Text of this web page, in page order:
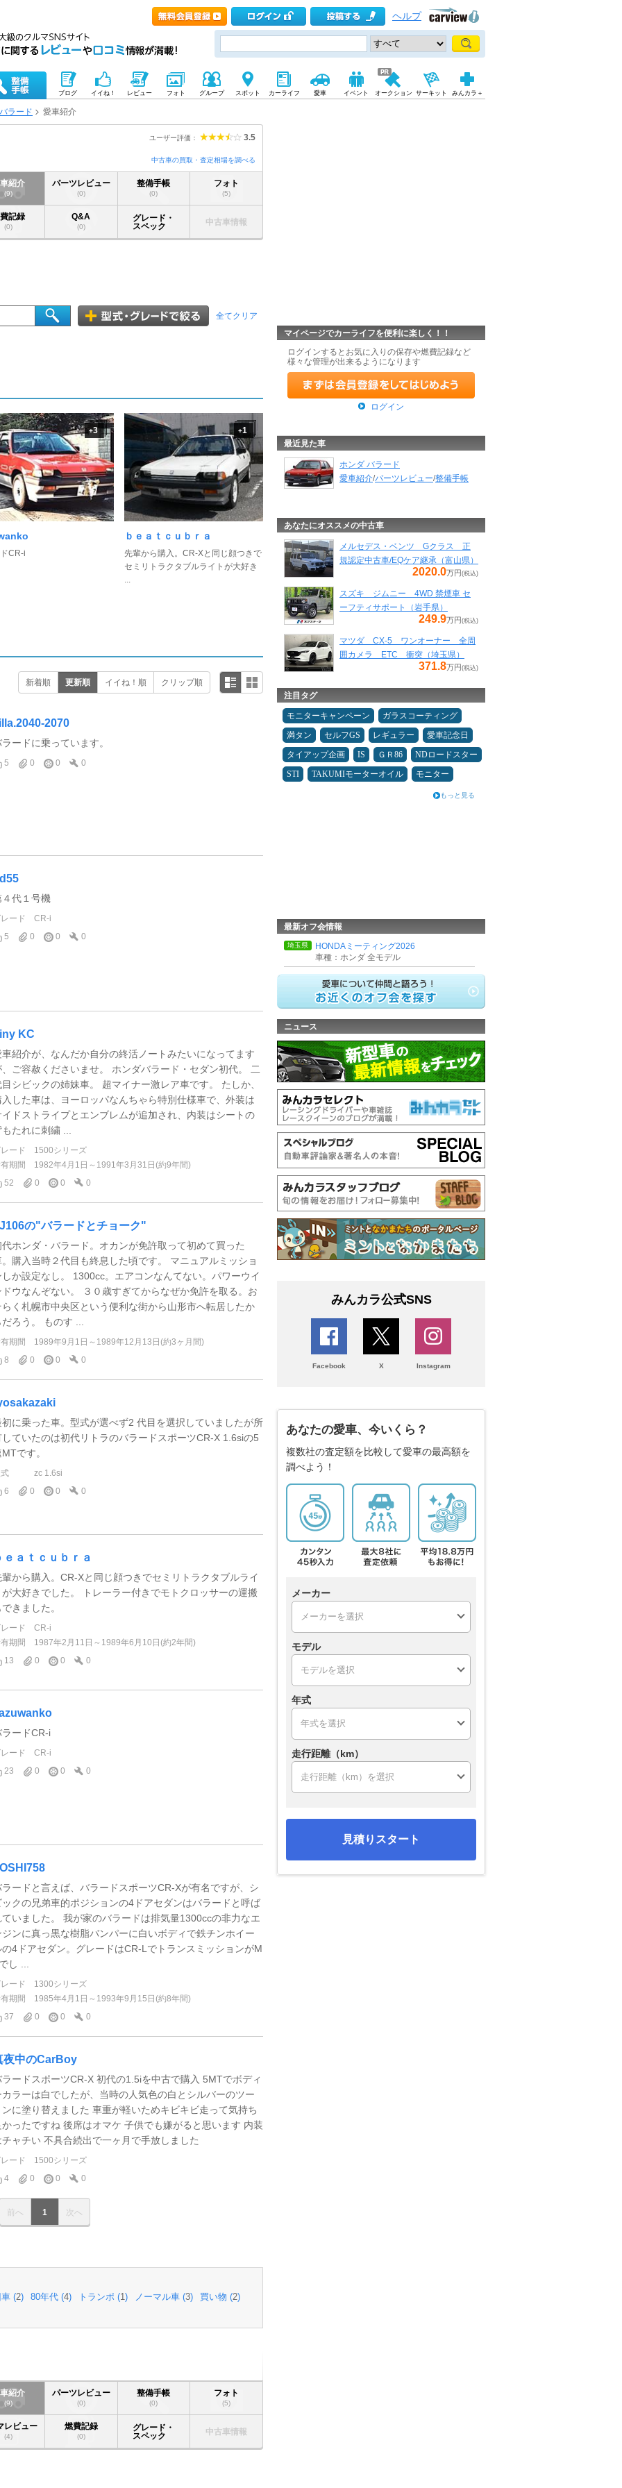
ヘルプ
ブログ イイね！ レビュー フォト グループ スポット カーライフ 愛車 イベント オークション サーキット みんカラ＋
バラード 愛車紹介
ユーザー評価： 3.5
中古車の買取・査定相場を調べる
紹介
(9)
パーツレビュー
(0)
整備手帳
(0)
フォト
(5)
記録
(0)
Q&A
(0)
グレード・
スペック
中古車情報
全てクリア
+3
CR-i
+1
ｂｅａｔｃｕｂｒａ
先輩から購入。CR-Xと同じ顔つきで
セミリトラクタブルライトが大好き
...
新着順 更新順 イイね！順 クリップ順
2070
ードに乗っています。
5 0 0 0
４代１号機
ード
CR-i
5
0 0 0
KC
車紹介が、なんだか自分の終活ノートみたいになってます
、ご容赦くださいませ。 ホンダバラード・セダン初代。 二
目シビックの姉妹車。 超マイナー激レア車です。 たしか、
入した車は、ヨーロッパなんちゃら特別仕様車で、外装は
イドストライプとエンブレムが追加され、内装はシートの
たれに刺繍 ...
ード
1500シリーズ
期間
1982年4月1日～1991年3月31日(約9年間)
52
0 0 0
の"バラードとチョーク"
代ホンダ・バラード。オカンが免許取って初めて買った
。購入当時２代目も終息した頃です。 マニュアルミッショ
しか設定なし。 1300cc。エアコンなんてない。パワーウイ
ドウなんぞない。 ３０歳すぎてからなぜか免許を取る。お
らく札幌市中央区という便利な街から山形市へ転居したか
ろう。 ものす ...
期間
1989年9月1日～1989年12月13日(約3ヶ月間)
8
0 0 0
初に乗った車。型式が選べず2 代目を選択していましたが所
していたのは初代リトラのバラードスポーツCR-X 1.6siの5
です。
zc 1.6si
6
0 0 0
ｅａｔｃｕｂｒａ
輩から購入。CR-Xと同じ顔つきでセミリトラクタブルライ
が大好きでした。 トレーラー付きでモトクロッサーの運搬
きました。
ード
CR-i
期間
1987年2月11日～1989年6月10日(約2年間)
13
0 0 0
ラードCR-i
ード
CR-i
23
0 0 0
ラードと言えば、バラードスポーツCR-Xが有名ですが、シ
ックの兄弟車的ポジションの4ドアセダンはバラードと呼ば
ていました。 我が家のバラードは排気量1300ccの非力なエ
ジンに真っ黒な樹脂バンパーに白いボディで鉄チンホイー
の4ドアセダン。グレードはCR-LでトランスミッションがM
し ...
ード
1300シリーズ
期間
1985年4月1日～1993年9月15日(約8年間)
37
0 0 0
夜中のCarBoy
ラードスポーツCR-X 初代の1.5iを中古で購入 5MTでボディ
カラーは白でしたが、当時の人気色の白とシルバーのツー
ンに塗り替えました 車重が軽いためキビキビ走って気持ち
かったですね 後席はオマケ 子供でも嫌がると思います 内装
チャチい 不具合続出で一ヶ月で手放しました
ード
1500シリーズ
4
0 0 0
前へ 1 次へ
(2) 80年代 (4) トランポ (1) ノーマル車 (3) 買い物 (2)
紹介
(9)
パーツレビュー
(0)
整備手帳
(0)
フォト
(5)
レビュー
(4)
燃費記録
(0)
グレード・
スペック
中古車情報
マイページでカーライフを便利に楽しく！！
ログインするとお気に入りの保存や燃費記録など
様々な管理が出来るようになります
ログイン
最近見た車
ホンダ バラード
愛車紹介/パーツレビュー/整備手帳
あなたにオススメの中古車
メルセデス・ベンツ Gクラス 正
規認定中古車/EQケア継承（富山県）
2020.0万円 (税込)
スズキ ジムニー 4WD 禁煙車 セ
ーフティサポート（岩手県）
249.9万円 (税込)
マツダ CX-5 ワンオーナー 全周
囲カメラ ETC 衝突（埼玉県）
371.8万円 (税込)
注目タグ
モニターキャンペーン
ガラスコーティング
満タン
セルフGS レギュラー
愛車記念日
タイアップ企画
IS ＧＲ86
NDロードスター
STI
TAKUMIモーターオイル モニター
もっと見る
最新オフ会情報
埼玉県
HONDAミーティング2026
車種：ホンダ 全モデル
ニュース
みんカラ公式SNS
Facebook X Instagram
あなたの愛車、今いくら？
複数社の査定額を比較して愛車の最高額を
調べよう！
メーカー
モデル
年式
走行距離（km）
見積りスタート